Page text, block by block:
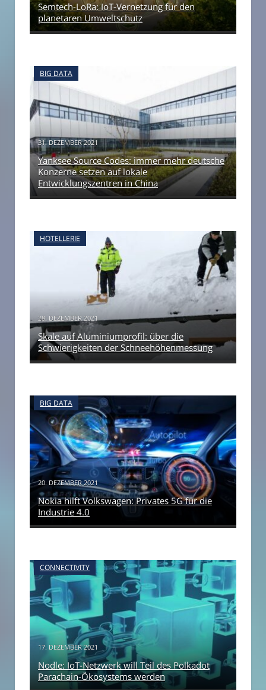
Semtech-LoRa: IoT-Vernetzung für den
planetaren Umweltschutz
BIG DATA
31. DEZEMBER 2021
Yanksee Source Codes: immer mehr deutsche
Konzerne setzen auf lokale
Entwicklungszentren in China
HOTELLERIE
28. DEZEMBER 2021
Skale auf Aluminiumprofil: über die
Schwierigkeiten der Schneehöhenmessung
BIG DATA
20. DEZEMBER 2021
Nokia hilft Volkswagen: Privates 5G für die
Industrie 4.0
CONNECTIVITY
17. DEZEMBER 2021
Nodle: IoT-Netzwerk will Teil des Polkadot
Parachain-Ökosystems werden